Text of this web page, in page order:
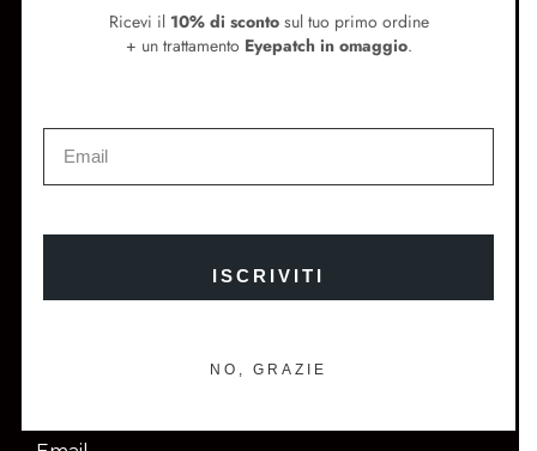
SUPPORTO
Contattaci
SEGUICI
PRIMO ORDINE
Ricevi il 10% di scontosul tuo primo ordine
+ un trattamento Eyepatch in omaggio.
ISCRIVITI
NO, GRAZIE